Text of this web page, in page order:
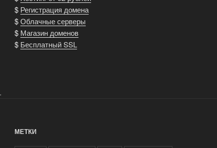
$ Регистрация домена
$Облачные серверы
$ Магазин доменов
$ Бесплатный SSL
.
МЕТКИ